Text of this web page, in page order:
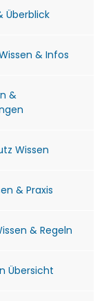
Überblick
& Infos
&
Wissen
& Praxis
& Regeln
Übersicht